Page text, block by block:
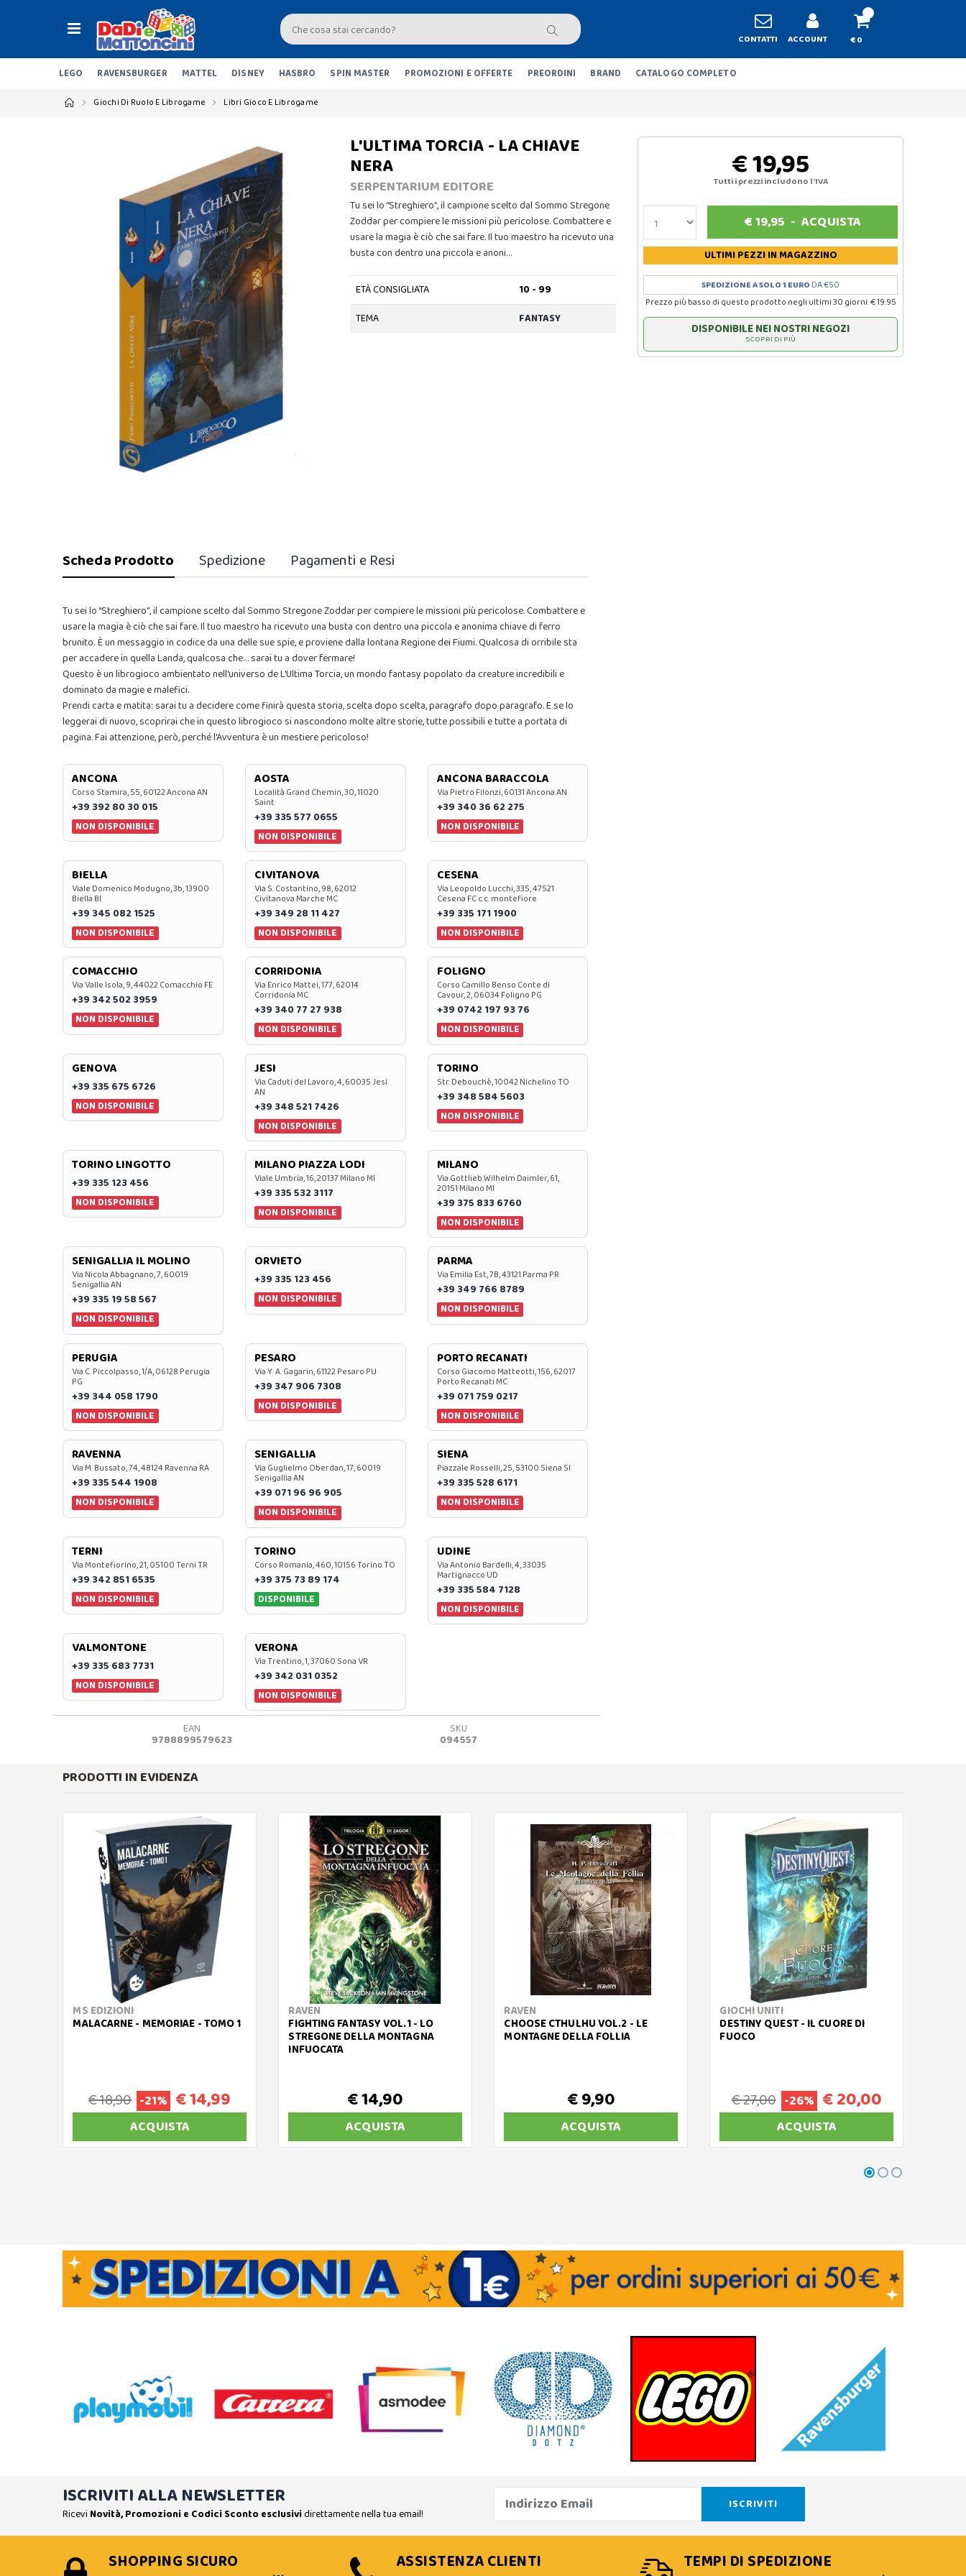
CONTATTI ACCOUNT € 0
LEGO RAVENSBURGER MATTEL DISNEY HASBRO SPIN MASTER PROMOZIONI E OFFERTE PREORDINI BRAND CATALOGO COMPLETO
Giochi Di Ruolo E Librogame Libri Gioco E Librogame
L'ULTIMA TORCIA - LA CHIAVE
NERA
SERPENTARIUM EDITORE
Tu sei lo “Streghiero”, il campione scelto dal Sommo Stregone
Zoddar per compiere le missioni più pericolose. Combattere e
usare la magia è ciò che sai fare. Il tuo maestro ha ricevuto una
busta con dentro una piccola e anoni…
ETÀ CONSIGLIATA
10 - 99
TEMA
FANTASY
€ 19,95
Tutti i prezzi includono l'IVA
€19,95 - ACQUISTA
ULTIMI PEZZIIN MAGAZZINO
SPEDIZIONE A SOLO 1 EURO DA €50
Prezzo più basso di questo prodotto negli ultimi 30 giorni: € 19.95
DISPONIBILE NEI NOSTRI NEGOZI
SCOPRI DI PIÙ
Scheda Prodotto Spedizione Pagamenti e Resi
Tu sei lo “Streghiero”, il campione scelto dal Sommo Stregone Zoddar per compiere le missioni più pericolose. Combattere e
usare la magia è ciò che sai fare. Il tuo maestro ha ricevuto una busta con dentro una piccola e anonima chiave di ferro
brunito. È un messaggio in codice da una delle sue spie, e proviene dalla lontana Regione dei Fiumi. Qualcosa di orribile sta
per accadere in quella Landa, qualcosa che… sarai tu a dover fermare!
Questo è un librogioco ambientato nell'universo de L'Ultima Torcia, un mondo fantasy popolato da creature incredibili e
dominato da magie e malefici.
Prendi carta e matita: sarai tu a decidere come finirà questa storia, scelta dopo scelta, paragrafo dopo paragrafo. E se lo
leggerai di nuovo, scoprirai che in questo librogioco si nascondono molte altre storie, tutte possibili e tutte a portata di
pagina. Fai attenzione, però, perché l'Avventura è un mestiere pericoloso!
ANCONA
Corso Stamira, 55, 60122 Ancona AN
+39 392 80 30 015
NON DISPONIBILE
AOSTA
Località Grand Chemin, 30, 11020
Saint
+39 335 577 0655
NON DISPONIBILE
ANCONA BARACCOLA
Via Pietro Filonzi, 60131 Ancona AN
+39 340 36 62 275
NON DISPONIBILE
BIELLA
Viale Domenico Modugno, 3b, 13900
Biella BI
+39 345 082 1525
NON DISPONIBILE
CIVITANOVA
Via S. Costantino, 98, 62012
Civitanova Marche MC
+39 349 28 11 427
NON DISPONIBILE
CESENA
Via Leopoldo Lucchi, 335, 47521
Cesena FC c.c. montefiore
+39 335 171 1900
NON DISPONIBILE
COMACCHIO
Via Valle Isola, 9, 44022 Comacchio FE
+39 342 502 3959
NON DISPONIBILE
CORRIDONIA
Via Enrico Mattei, 177, 62014
Corridonia MC
+39 340 77 27 938
NON DISPONIBILE
FOLIGNO
Corso Camillo Benso Conte di
Cavour, 2, 06034 Foligno PG
+39 0742 197 93 76
NON DISPONIBILE
GENOVA
+39 335 675 6726
NON DISPONIBILE
JESI
Via Caduti del Lavoro, 4, 60035 Jesi
AN
+39 348 521 7426
NON DISPONIBILE
TORINO
Str. Debouchè, 10042 Nichelino TO
+39 348 584 5603
NON DISPONIBILE
TORINO LINGOTTO
+39 335 123 456
NON DISPONIBILE
MILANO PIAZZA LODI
Viale Umbria, 16, 20137 Milano MI
+39 335 532 3117
NON DISPONIBILE
MILANO
Via Gottlieb Wilhelm Daimler, 61,
20151 Milano MI
+39 375 833 6760
NON DISPONIBILE
SENIGALLIA IL MOLINO
Via Nicola Abbagnano, 7, 60019
Senigallia AN
+39 335 19 58 567
NON DISPONIBILE
ORVIETO
+39 335 123 456
NON DISPONIBILE
PARMA
Via Emilia Est, 7B, 43121 Parma PR
+39 349 766 8789
NON DISPONIBILE
PERUGIA
Via C. Piccolpasso, 1/A, 06128 Perugia
PG
+39 344 058 1790
NON DISPONIBILE
PESARO
Via Y. A. Gagarin, 61122 Pesaro PU
+39 347 906 7308
NON DISPONIBILE
PORTO RECANATI
Corso Giacomo Matteotti, 156, 62017
Porto Recanati MC
+39 071 759 0217
NON DISPONIBILE
RAVENNA
Via M. Bussato, 74, 48124 Ravenna RA
+39 335 544 1908
NON DISPONIBILE
SENIGALLIA
Via Guglielmo Oberdan, 17, 60019
Senigallia AN
+39 071 96 96 905
NON DISPONIBILE
SIENA
Piazzale Rosselli, 25, 53100 Siena SI
+39 335 528 6171
NON DISPONIBILE
TERNI
Via Montefiorino, 21, 05100 Terni TR
+39 342 851 6535
NON DISPONIBILE
TORINO
Corso Romania, 460, 10156 Torino TO
+39 375 73 89 174
DISPONIBILE
UDINE
Via Antonio Bardelli, 4, 33035
Martignacco UD
+39 335 584 7128
NON DISPONIBILE
VALMONTONE
+39 335 683 7731
NON DISPONIBILE
VERONA
Via Trentino, 1, 37060 Sona VR
+39 342 031 0352
NON DISPONIBILE
EAN
9788899579623
SKU
094557
PRODOTTI IN EVIDENZA
MS EDIZIONI
MALACARNE - MEMORIAE - TOMO 1
€ 18,90 -21% € 14,99
ACQUISTA
RAVEN
FIGHTING FANTASY VOL.1 - LO
STREGONE DELLA MONTAGNA
INFUOCATA
€ 14,90
ACQUISTA
RAVEN
CHOOSE CTHULHU VOL.2 - LE
MONTAGNE DELLA FOLLIA
€ 9,90
ACQUISTA
GIOCHI UNITI
DESTINY QUEST - IL CUORE DI
FUOCO
€ 27,00 -26% € 20,00
ACQUISTA
ISCRIVITI ALLA NEWSLETTER
Ricevi Novità, Promozioni e Codici Sconto esclusividirettamente nella tua email!
SHOPPING SICURO ASSISTENZA CLIENTI TEMPI DI SPEDIZIONE